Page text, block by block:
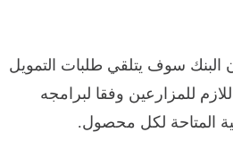
البنك سوف يتلقي طلبات التمويل
للمزارعين وفقا لبرامجه
المتاحة لكل محصول.